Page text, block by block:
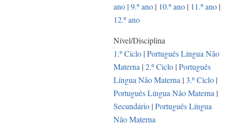
ano |9.º ano | 10.º ano | 11.º ano |
12.º ano
Nível/Disciplina
1.º Ciclo |Português Língua Não
Materna |2.º Ciclo |Português
Língua Não Materna | 3.º Ciclo |
Português Língua Não Materna |
Secundário |Português Língua
Não Materna